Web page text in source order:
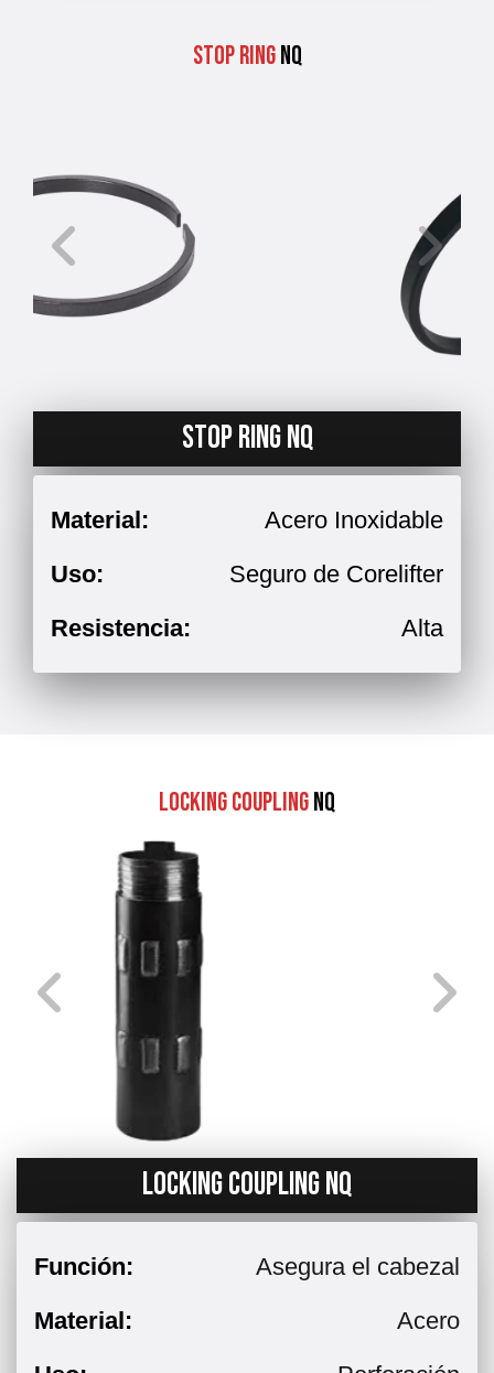
Stop RingNQ
STOP RING NQ
Material:
Acero Inoxidable
Uso:
Seguro de Corelifter
Resistencia:
Alta
Locking CouplingNQ
LOCKING COUPLING NQ
Función:
Asegura el cabezal
Material:
Acero